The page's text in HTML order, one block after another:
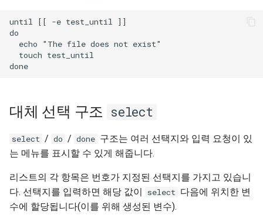
until [[ -e test_until ]]
do
  echo "The file does not exist"
  touch test_until
대체 선택 구조 select
select / do / done 구조는 여러 선택지와 입력 요청이 있
는 메뉴를 표시할 수 있게 해줍니다.
리스트의 각 항목은 번호가 지정된 선택지를 가지고 있습니
다. 선택지를 입력하면 해당 값이
select 다음에 위치한 변
수에 할당됩니다(이를 위해 생성된 변수).